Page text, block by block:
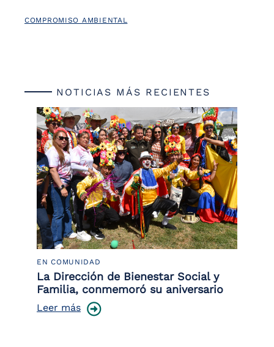
COMPROMISO AMBIENTAL
NOTICIAS MÁS RECIENTES
EN COMUNIDAD
La Dirección de Bienestar Social y
Familia, conmemoró su aniversario
Leer más